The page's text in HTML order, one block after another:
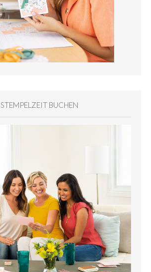
STEMPELZEIT BUCHEN